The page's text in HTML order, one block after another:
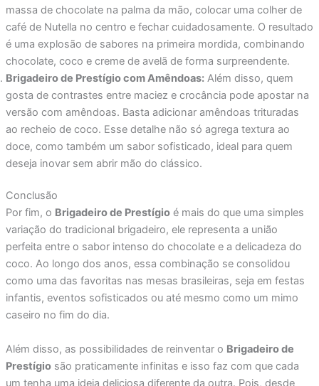
massa de chocolate na palma da mão, colocar uma colher de
café de Nutella no centro e fechar cuidadosamente. O resultado
é uma explosão de sabores na primeira mordida, combinando
chocolate, coco e creme de avelã de forma surpreendente.
Brigadeiro de Prestígio com Amêndoas:Além disso, quem
gosta de contrastes entre maciez e crocância pode apostar na
versão com amêndoas. Basta adicionar amêndoas trituradas
ao recheio de coco. Esse detalhe não só agrega textura ao
doce, como também um sabor sofisticado, ideal para quem
deseja inovar sem abrir mão do clássico.
Conclusão
Por fim, o Brigadeiro de Prestígioé mais do que uma simples
variação do tradicional brigadeiro, ele representa a união
perfeita entre o sabor intenso do chocolate e a delicadeza do
coco. Ao longo dos anos, essa combinação se consolidou
como uma das favoritas nas mesas brasileiras, seja em festas
infantis, eventos sofisticados ou até mesmo como um mimo
caseiro no fim do dia.
Além disso, as possibilidades de reinventar o Brigadeiro de
Prestígiosão praticamente infinitas e isso faz com que cada
um tenha uma ideia deliciosa diferente da outra. Pois, desde